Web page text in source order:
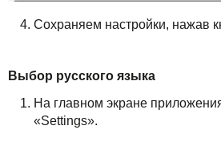
Сохраняем настройки, нажав
Выбор русского языка
На главном экране
«Settings».